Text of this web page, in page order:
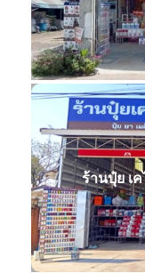
ร้านปุ๋ย เ